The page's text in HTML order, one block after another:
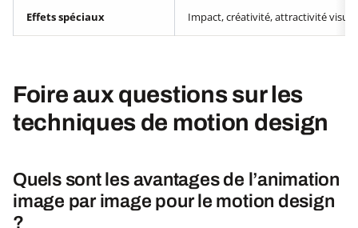
Effets spéciaux Impact, créativité, attractivité
Foire aux questions sur les
techniques de motion design
Quels sont les avantages de l’animation
image par image pour le motion design
?